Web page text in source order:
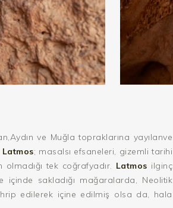
ve Muğla topraklarına yayılanve
Latmos; masalsı efsaneleri, gizemli tarihi
tek coğrafyadır. Latmos ilginç
içinde sakladığı mağaralarda, Neolitik
edilerek içine edilmiş olsa da, hala